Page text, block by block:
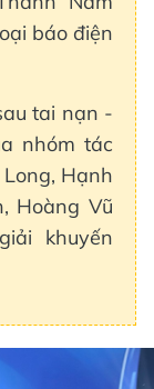
báo điện
tai nạn -
nhóm tác
Hạnh
Hoàng Vũ
khuyến